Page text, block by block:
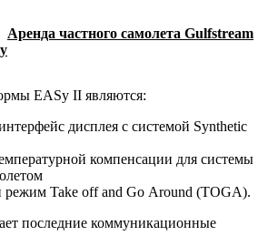
Аренда частного самолета Gulfstream
EASy II являются:
дисплея с системой Synthetic
компенсации для системы
Take off and Go Around (TOGA).
последние коммуникационные